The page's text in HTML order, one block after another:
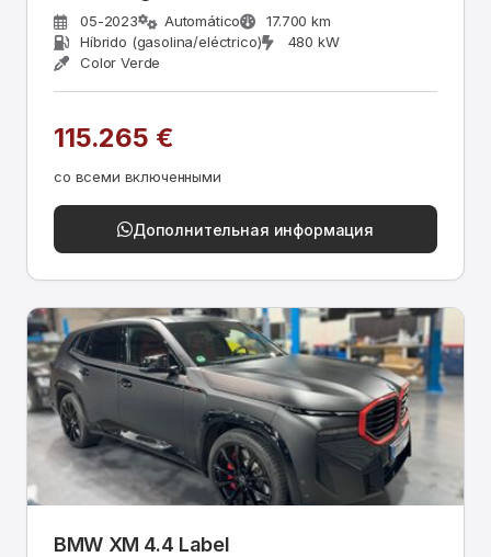
05-2023 Automático
17.700 km
Híbrido (gasolina/eléctrico)
480 kW
Color Verde
115.265 €
со всеми включенными
Дополнительная информация
BMW XM 4.4 Label